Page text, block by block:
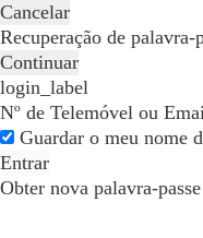
Cancelar
Recuperação de palavra-
Continuar
login_label
Nº de Telemóvel ou
Guardar o meu nome
Entrar
Obter nova palavra-passe